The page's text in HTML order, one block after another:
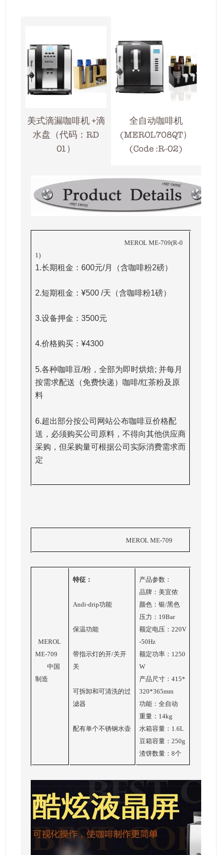
美式滴漏咖啡机 +滴
水盘（代码：RD
01）
全自动咖啡机
(MEROL708QT）
(Code :R-02)
MEROL ME-709(R-0
1)
1.长期租金：600元/月（含咖啡粉2磅）
2.短期租金：¥500 /天（含咖啡粉1磅）
3.设备押金：3500元
4.价格购买：¥4300
5.各种咖啡豆/粉，全部为即时烘焙; 并每月
按需求配送（免费快递）咖啡/红茶粉及原
料
6.超出部分按公司网站公布咖啡豆价格配
送，必须购买公司原料，不得向其他供应商
采购，但采购量可根据公司实际消费需求而
定
MEROL ME-709
MEROL
ME-709
中国
制造
特征：
Andi-drip功能
保温功能
带指示灯的开/关开
关
可拆卸和可清洗的过
滤器
配有单个不锈钢水壶
产品参数：
品牌：美宜侬
颜色：银/黑色
压力：19Bar
额定电压：220V
-50Hz
额定功率：1250
W
产品尺寸：415*
320*365mm
功能：全自动
重量：14kg
水箱容量：1.6L
豆箱容量：250g
渣饼数量：8个